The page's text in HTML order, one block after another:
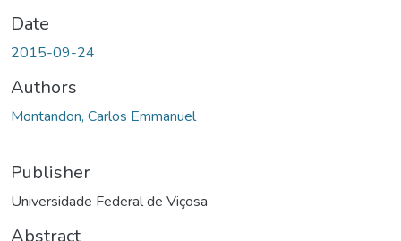
Date
2015-09-24
Authors
Montandon, Carlos Emmanuel
Publisher
Universidade Federal de Viçosa
Abstract